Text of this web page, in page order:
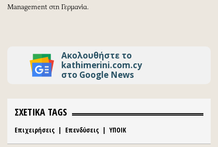
Management στη Γερμανία.
Ακολουθήστε το
kathimerini.com.cy
στο Google News
ΣΧΕΤΙΚΑ TAGS
Επιχειρήσεις | Επενδύσεις |ΥΠΟΙΚ